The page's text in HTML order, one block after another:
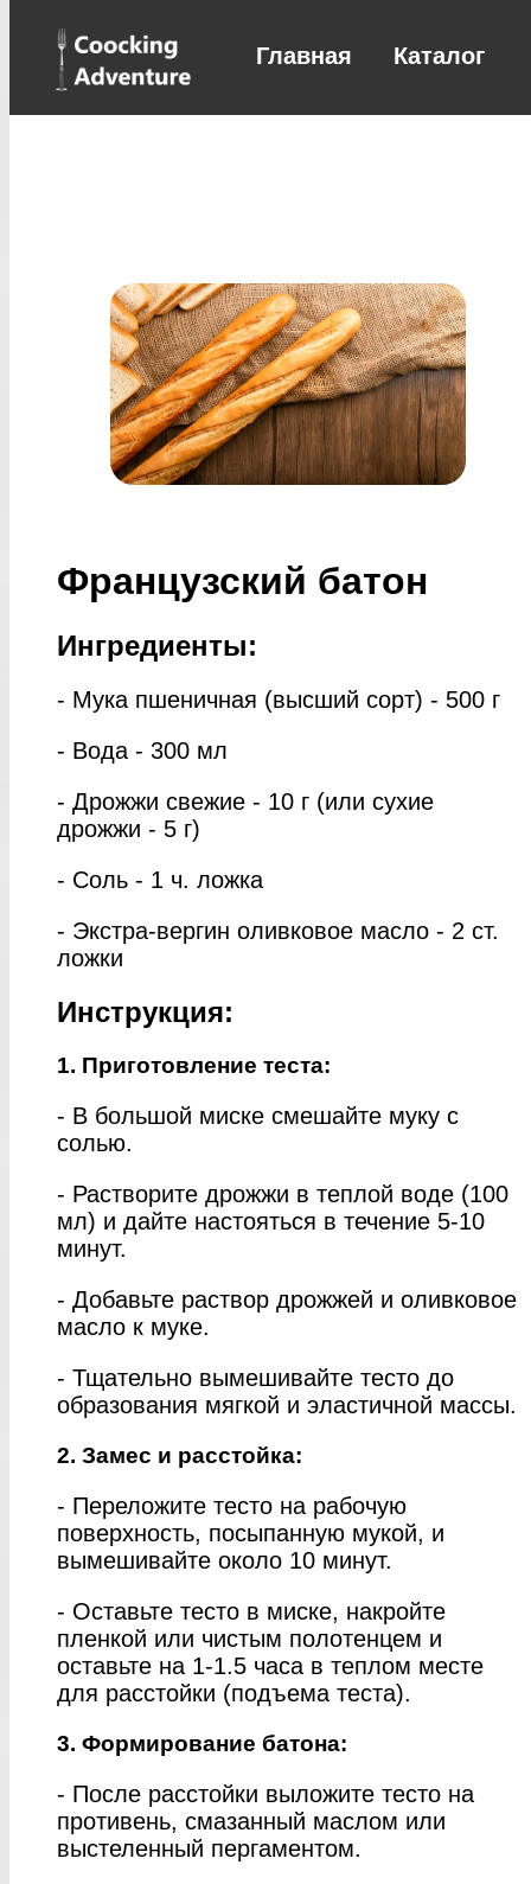
Главная Каталог
Французский батон
Ингредиенты:
- Мука пшеничная (высший сорт) - 500 г
- Вода - 300 мл
- Дрожжи свежие - 10 г (или сухие
дрожжи - 5 г)
- Соль - 1 ч. ложка
- Экстра-вергин оливковое масло - 2 ст.
ложки
Инструкция:
1. Приготовление теста:
- В большой миске смешайте муку с
солью.
- Растворите дрожжи в теплой воде (100
мл) и дайте настояться в течение 5-10
минут.
- Добавьте раствор дрожжей и оливковое
масло к муке.
- Тщательно вымешивайте тесто до
образования мягкой и эластичной массы.
2. Замес и расстойка:
- Переложите тесто на рабочую
поверхность, посыпанную мукой, и
вымешивайте около 10 минут.
- Оставьте тесто в миске, накройте
пленкой или чистым полотенцем и
оставьте на 1-1.5 часа в теплом месте
для расстойки (подъема теста).
3. Формирование батона:
- После расстойки выложите тесто на
противень, смазанный маслом или
выстеленный пергаментом.